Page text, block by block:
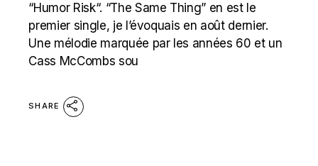
“Humor Risk“. “The Same Thing” en est le
premier single, je l’évoquais en août dernier.
Une mélodie marquée par les années 60 et un
Cass McCombs sou
SHARE